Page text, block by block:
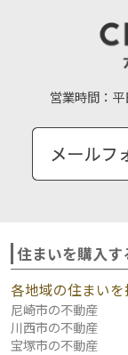
営業時間：
住まいを購入す
各地域の住まいを
尼崎市の不動産
川西市の不動産
宝塚市の不動産